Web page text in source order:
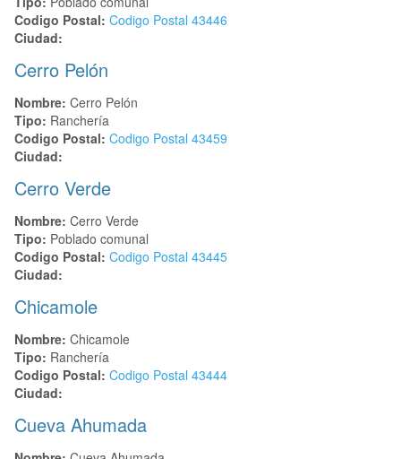
Codigo Postal: Codigo Postal 43446
Ciudad:
Cerro Pelón
Nombre: Cerro Pelón
Tipo: Ranchería
Codigo Postal: Codigo Postal 43459
Ciudad:
Cerro Verde
Nombre: Cerro Verde
Tipo: Poblado comunal
Codigo Postal: Codigo Postal 43445
Ciudad:
Chicamole
Nombre: Chicamole
Tipo: Ranchería
Codigo Postal: Codigo Postal 43444
Ciudad:
Cueva Ahumada